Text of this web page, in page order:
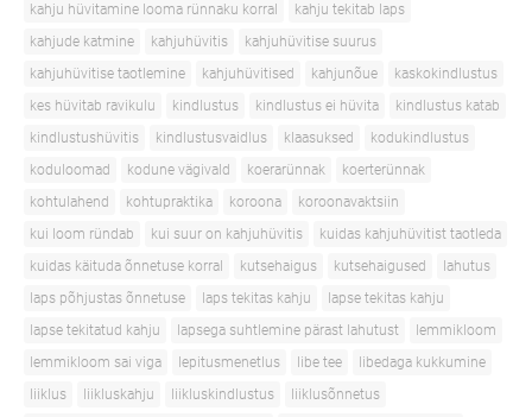
kahju hüvitamine looma rünnaku korral
kahju tekitab laps
kahjude katmine
kahjuhüvitis
kahjuhüvitise suurus
kahjuhüvitise taotlemine
kahjuhüvitised kahjunõue
kaskokindlustus
kes hüvitab ravikulu
kindlustus kindlustus ei hüvita
kindlustus katab
kindlustushüvitis
kindlustusvaidlus klaasuksed
kodukindlustus
koduloomad
kodune vägivald koerarünnak
koerterünnak
kohtulahend
kohtupraktika koroona
koroonavaktsiin
kui loom ründab
kui suur on kahjuhüvitis
kuidas kahjuhüvitist taotleda
kuidas käituda õnnetuse korral
kutsehaigus kutsehaigused
lahutus
laps põhjustas õnnetuse
laps tekitas kahju
lapse tekitas kahju
lapse tekitatud kahju
lapsega suhtlemine pärast lahutust
lemmikloom
lemmikloom sai viga
lepitusmenetlus libe tee
libedaga kukkumine
liiklus
liikluskahju liikluskindlustus
liiklusõnnetus